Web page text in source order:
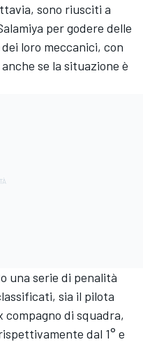
sono riusciti a
per godere delle
loro meccanici, con
se la situazione è
una serie di penalità
sia il pilota
compagno di squadra,
dal 1° e